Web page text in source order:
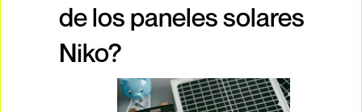
de los paneles solares
Niko?